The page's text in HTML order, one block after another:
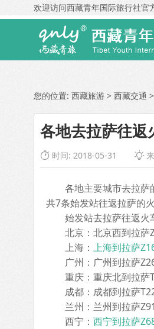
欢迎访问西藏青年国际旅行社官
您的位置: 西藏旅游 > 西藏交通 >
各地去拉萨往返
 时间: 2018-05-31 
各地主要城市去拉萨的
共7条始发站往返拉萨的
始发站去拉萨往返火
北京：北京西到拉萨
上海： 上海到拉萨
广州：广州到拉萨
重庆：重庆北到拉萨
成都：成都到拉萨T22/
兰州：兰州到拉萨
西宁： 西宁到拉萨